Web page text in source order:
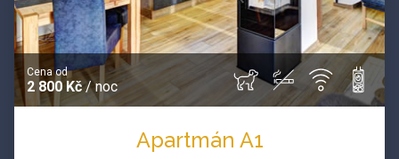
Cena od
2 800 Kč/ noc
Apartmán A1